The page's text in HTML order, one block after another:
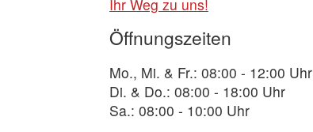
Ihr Weg zu uns!
Öffnungszeiten
Mo., Mi. & Fr.: 08:00 - 12:00 Uhr
Di. & Do.: 08:00 - 18:00 Uhr
Sa.: 08:00 - 10:00 Uhr